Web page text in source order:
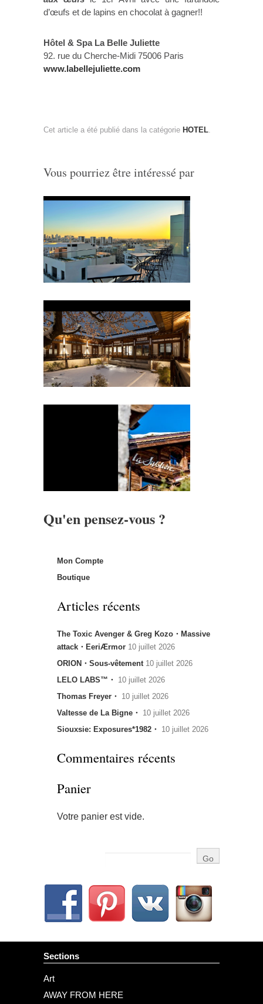
d’œufs et de lapins en chocolat à gagner!!
Hôtel & Spa La Belle Juliette
92. rue du Cherche-Midi 75006 Paris
www.labellejuliette.com
Cet article a été publié dans la catégorie HOTEL
Vous pourriez être intéressé par
Qu'en pensez-vous ?
Mon Compte
Boutique
Articles récents
The Toxic Avenger & Greg Kozo・Massive
attack・EeriÆrmor 10 juillet 2026
ORION・Sous-vêtement 10 juillet 2026
LELO LABS™・ 10 juillet 2026
Thomas Freyer・ 10 juillet 2026
Valtesse de La Bigne・ 10 juillet 2026
Siouxsie: Exposures*1982・ 10 juillet 2026
Commentaires récents
Panier
Votre panier est vide.
Sections
Art
AWAY FROM HERE